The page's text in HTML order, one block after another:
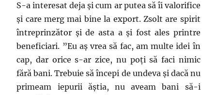
S-a interesat deja și cum ar putea să îi valorifice
și care merg mai bine la export. Zsolt are spirit
întreprinzător și de asta a și fost ales printre
beneficiari. ”Eu aș vrea să fac, am multe idei în
cap, dar orice s-ar zice, nu poți să faci nimic
fără bani. Trebuie să începi de undeva și dacă nu
primeam iepurii ăștia, nu aveam bani să-i